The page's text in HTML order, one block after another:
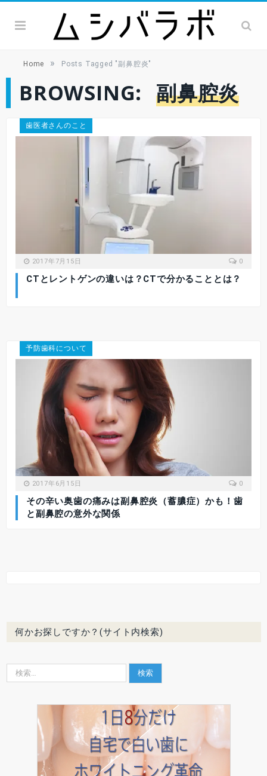
Home » Posts Tagged "副鼻腔炎"
BROWSING: 副鼻腔炎
歯医者さんのこと
2017年7月15日 0
CTとレントゲンの違いは？CTで分かることとは？
予防歯科について
2017年6月15日 0
その辛い奥歯の痛みは副鼻腔炎（蓄膿症）かも！歯
と副鼻腔の意外な関係
何かお探しですか？(サイト内検索)